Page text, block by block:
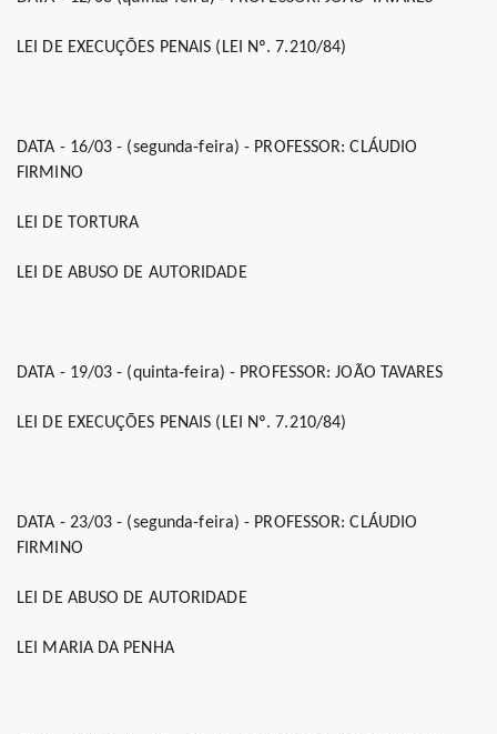
LEI DE EXECUÇÕES PENAIS (LEI Nº. 7.210/84)
DATA - 16/03 - (segunda-feira) - PROFESSOR: CLÁUDIO
FIRMINO
LEI DE TORTURA
LEI DE ABUSO DE AUTORIDADE
DATA - 19/03 - (quinta-feira) - PROFESSOR: JOÃO TAVARES
LEI DE EXECUÇÕES PENAIS (LEI Nº. 7.210/84)
DATA - 23/03 - (segunda-feira) - PROFESSOR: CLÁUDIO
FIRMINO
LEI DE ABUSO DE AUTORIDADE
LEI MARIA DA PENHA